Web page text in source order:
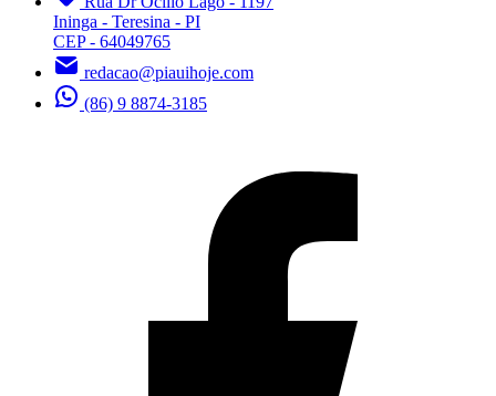
Ininga - Teresina - PI
CEP - 64049765
redacao@piauihoje.com
(86) 9 8874-3185